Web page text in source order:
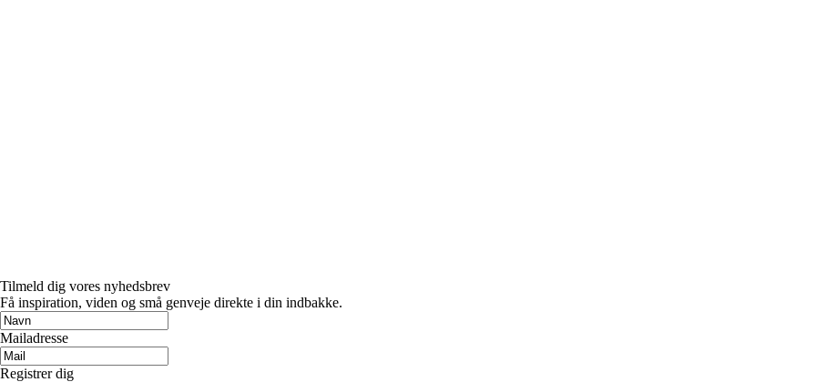
Tilmeld dig vores nyhedsbrev
Få inspiration, viden og små genveje direkte i din indbakke.
Mailadresse
Registrer dig